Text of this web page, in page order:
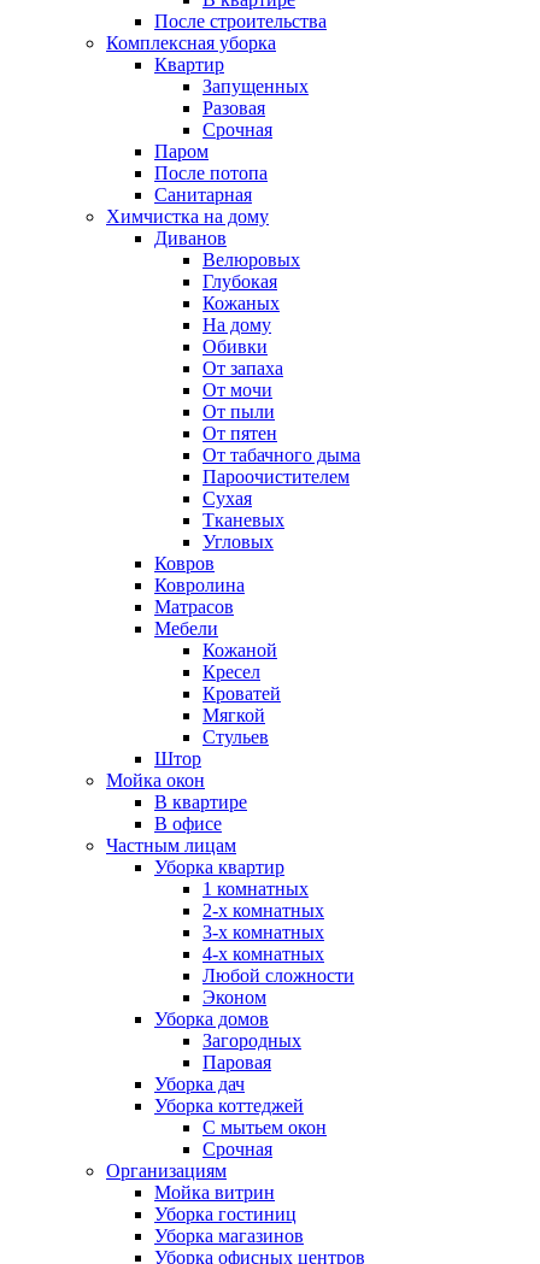
После строительства
Комплексная уборка
Квартир
Запущенных
Разовая
Срочная
Паром
После потопа
Санитарная
Химчистка на дому
Диванов
Велюровых
Глубокая
Кожаных
На дому
Обивки
От запаха
От мочи
От пыли
От пятен
От табачного дыма
Пароочистителем
Сухая
Тканевых
Угловых
Ковров
Ковролина
Матрасов
Мебели
Кожаной
Кресел
Кроватей
Мягкой
Стульев
Штор
Мойка окон
В квартире
В офисе
Частным лицам
Уборка квартир
1 комнатных
2-х комнатных
3-х комнатных
4-х комнатных
Любой сложности
Эконом
Уборка домов
Загородных
Паровая
Уборка дач
Уборка коттеджей
С мытьем окон
Срочная
Организациям
Мойка витрин
Уборка гостиниц
Уборка магазинов
Уборка офисных центров